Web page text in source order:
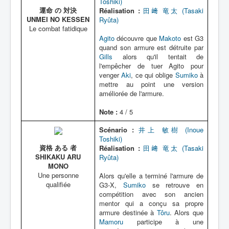
運命 の 対決
UNMEI NO KESSEN
Le combat fatidique
Réalisation : 田﨑 竜太 (Tasaki
Ryûta)
Agito découvre que Makoto est G3
quand son armure est détruite par
Gills alors qu'il tentait de
l'empêcher de tuer Agito pour
vengerAki, ce qui oblige Sumikoà
mettre au point une version
améliorée de l'armure.
Note : 4 / 5
資格 ある 者
SHIKAKU ARU
MONO
Une personne
qualifiée
Scénario : 井上 敏樹 (Inoue
Toshiki)
Réalisation : 田﨑 竜太 (Tasaki
Ryûta)
Alors qu'elle a terminé l'armure de
G3-X, Sumikose retrouve en
compétition avec son ancien
mentor qui a conçu sa propre
armure destinée à Tôru. Alors que
Mamoru participe à une